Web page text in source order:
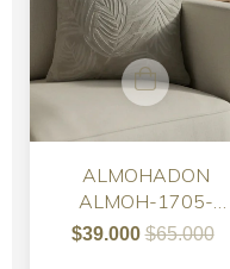
ALMOHADON
ALMOH-1705-
ALMOHADON
$39.000$65.000